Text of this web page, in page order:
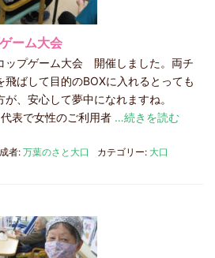
ーム大会
ップゲーム大会 開催しました。両チ
ばして目的のBOXに入れるとっても
、安心して夢中になれますね。
表で女性のご利用者 …続きを読む
者: 万葉のさと大口 カテゴリー: 大口